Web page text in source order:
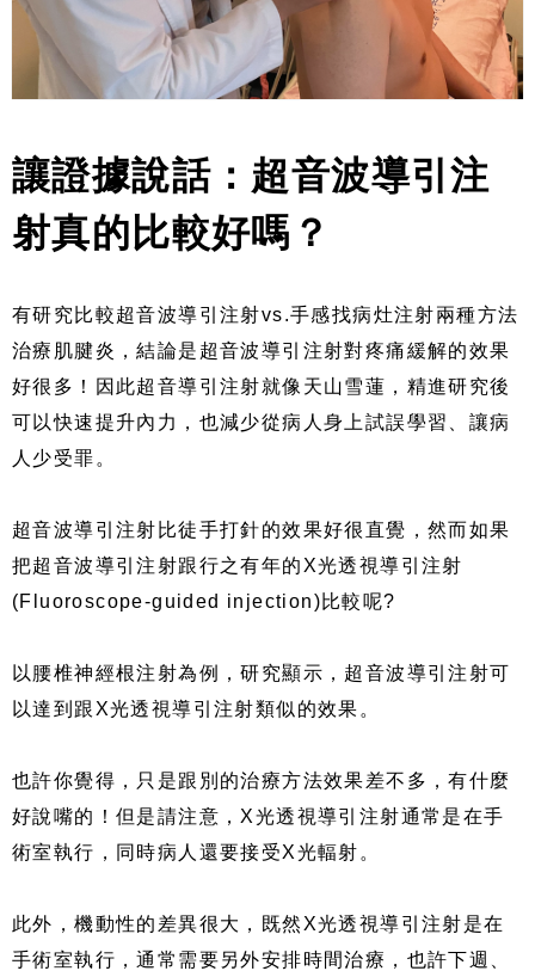
讓證據說話：超音波導引注
射真的比較好嗎？
有研究比較超音波導引注射vs.手感找病灶注射兩種方法
治療肌腱炎，結論是超音波導引注射對疼痛緩解的效果
好很多！因此超音導引注射就像天山雪蓮，精進研究後
可以快速提升內力，也減少從病人身上試誤學習、讓病
人少受罪。
超音波導引注射比徒手打針的效果好很直覺，然而如果
把超音波導引注射跟行之有年的X光透視導引注射
(Fluoroscope-guided injection)比較呢?
以腰椎神經根注射為例，研究顯示，超音波導引注射可
以達到跟X光透視導引注射類似的效果。
也許你覺得，只是跟別的治療方法效果差不多，有什麼
好說嘴的！但是請注意，X光透視導引注射通常是在手
術室執行，同時病人還要接受X光輻射。
此外，機動性的差異很大，既然X光透視導引注射是在
手術室執行，通常需要另外安排時間治療，也許下週、